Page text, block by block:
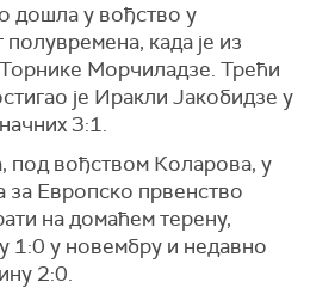
дошла у вођство у
када је из
Морчиладзе. Трећи
је Иракли Јакобидзе у
3:1.
под вођством Коларова, у
за Европско првенство
на домаћем терену,
1:0 у новембру и недавно
2:0.